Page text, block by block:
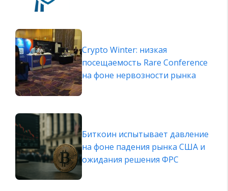
Crypto Winter: низкая
посещаемость Rare Conference
на фоне нервозности рынка
Биткоин испытывает давление
на фоне падения рынка США и
ожидания решения ФРС